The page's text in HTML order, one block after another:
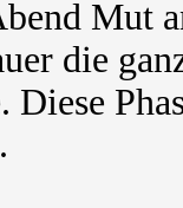
Mut
die